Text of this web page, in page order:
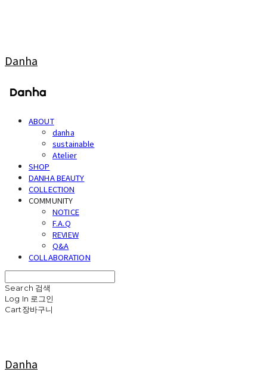
Danha
ABOUT
danha
sustainable
Atelier
SHOP
DANHA BEAUTY
COLLECTION
COMMUNITY
NOTICE
F.A.Q
REVIEW
Q&A
COLLABORATION
Search 검색
Log In 로그인
Cart장바구니
Danha